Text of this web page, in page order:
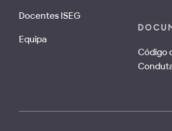
Docentes ISEG
Equipa
Código